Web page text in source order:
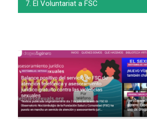
7. El Voluntariat a FSC